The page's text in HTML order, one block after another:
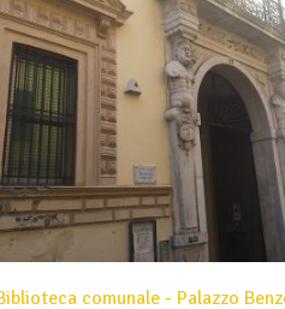
comunale - Palazzo